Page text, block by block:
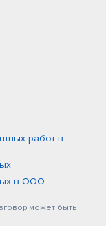
работ в
в ООО
может быть